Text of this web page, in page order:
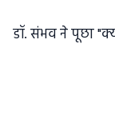
डॉ. संभव ने पूछा